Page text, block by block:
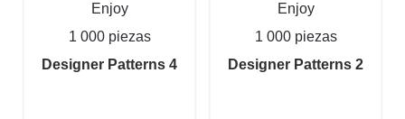
Enjoy
1 000 piezas
Designer Patterns 4
Enjoy
1 000 piezas
Designer Patterns 2